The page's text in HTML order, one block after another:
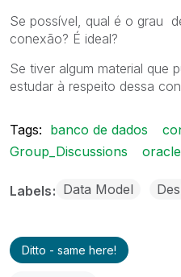
Se possível, qual é o grau
conexão? É ideal?
Se tiver algum material que
estudar à respeito dessa
Tags: banco de dados
Group_Discussions
oracle
Labels Data Model
Ditto - same here!